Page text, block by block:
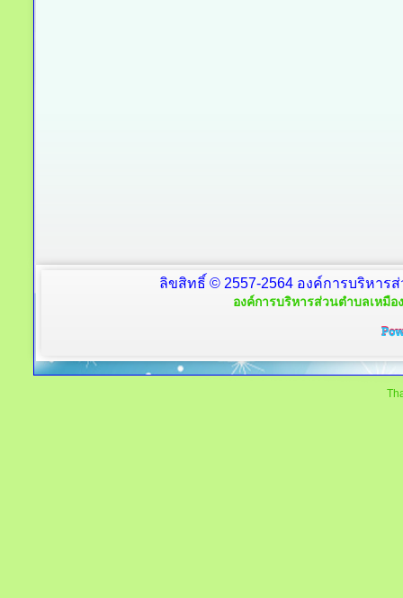
ลิขสิทธิ์ © 2557-2564 องค์การบริหาร
องค์การบริหารส่วนตำบลเหมือ